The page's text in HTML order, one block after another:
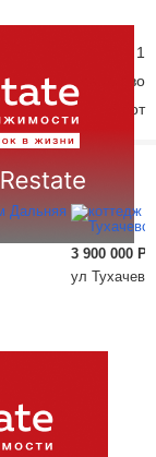
1
снт: садоводство
6 сот
3 900 000 Р
ул